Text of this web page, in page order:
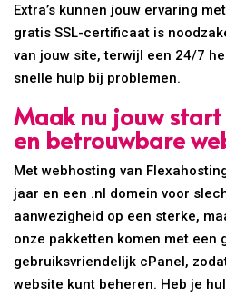
Extra’s kunnen jouw ervaring
gratis SSL-certificaat is
van jouw site, terwijl een 24/7
snelle hulp bij problemen.
Maak nu jouw
en betrouwbare
Met webhosting van
jaar en een .nl domein voor
aanwezigheid op een sterke,
onze pakketten komen met een
gebruiksvriendelijk cPanel,
website kunt beheren. Heb je